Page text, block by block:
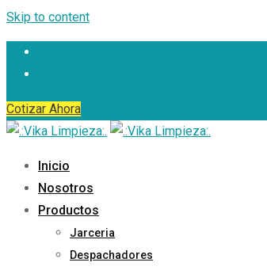
Skip to content
Cotizar Ahora
Inicio
Nosotros
Productos
Jarceria
Despachadores